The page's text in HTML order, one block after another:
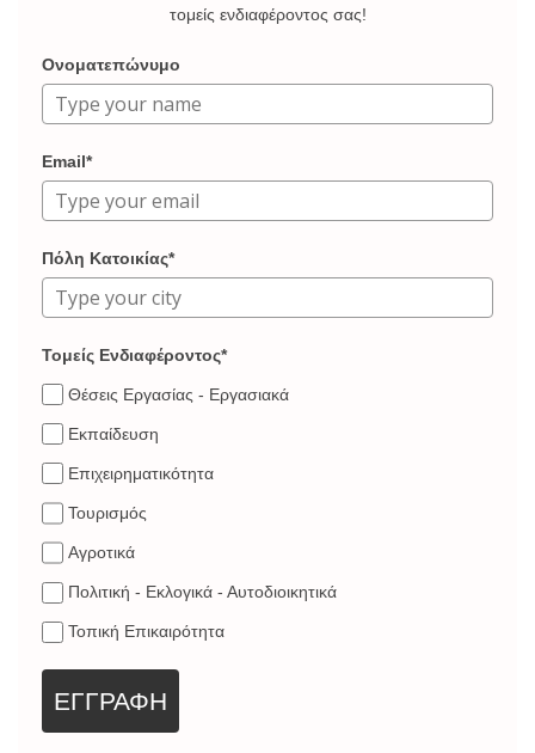
τομείς ενδιαφέροντος σας!
Ονοματεπώνυμο
Email*
Πόλη Κατοικίας*
Τομείς Ενδιαφέροντος*
Θέσεις Εργασίας - Εργασιακά
Εκπαίδευση
Επιχειρηματικότητα
Τουρισμός
Αγροτικά
Πολιτική - Εκλογικά - Αυτοδιοικητικά
Τοπική Επικαιρότητα
ΕΓΓΡΑΦΗ